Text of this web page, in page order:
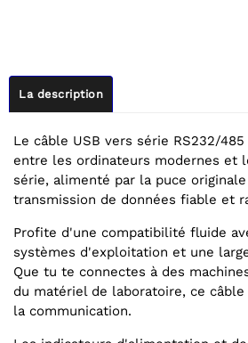
La description
Le câble USB vers série RS232/
entre les ordinateurs modernes et
série, alimenté par la puce
transmission de données fiable et
Profite d'une compatibilité fluide
systèmes d'exploitation et une
Que tu te connectes à des
du matériel de laboratoire, ce
la communication.